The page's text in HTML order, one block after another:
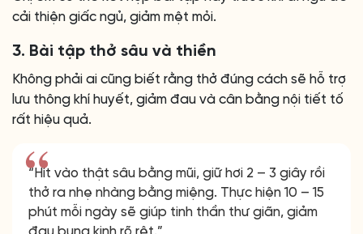
cải thiện giấc ngủ, giảm mệt mỏi.
3. Bài tập thở sâu và thiền
Không phải ai cũng biết rằng thở đúng cách sẽ hỗ trợ
lưu thông khí huyết, giảm đau và cân bằng nội tiết tố
rất hiệu quả.
“Hít vào thật sâu bằng mũi, giữ hơi 2 – 3 giây rồi
thở ra nhẹ nhàng bằng miệng. Thực hiện 10 – 15
phút mỗi ngày sẽ giúp tinh thần thư giãn, giảm